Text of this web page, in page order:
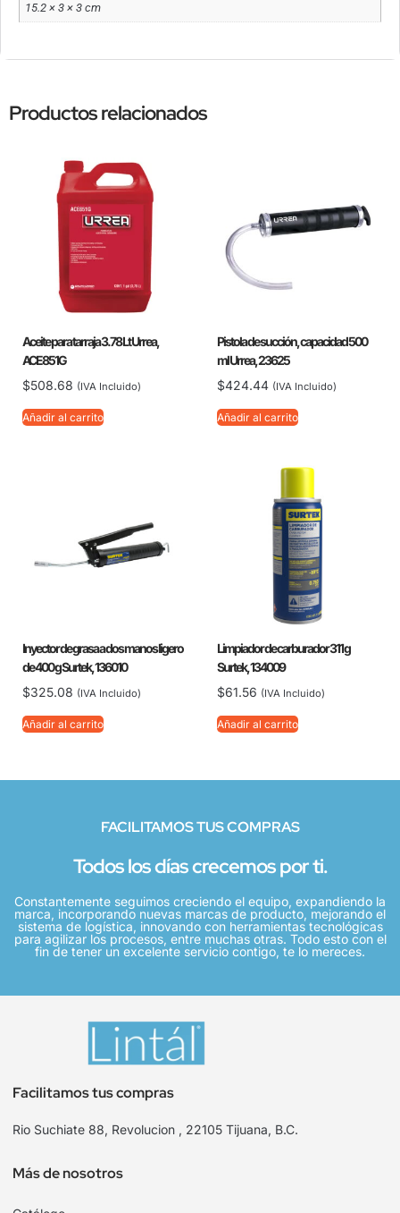
15.2 × 3 × 3 cm
Productos relacionados
Aceite para tarraja 3.78 Lt Urrea,
ACE851G
$508.68 (IVA Incluido)
Añadir al carrito
Pistola de succión, capacidad 500
ml Urrea, 23625
$424.44 (IVA Incluido)
Añadir al carrito
Inyector de grasa a dos manos ligero
de 400 g Surtek, 136010
$325.08 (IVA Incluido)
Añadir al carrito
Limpiador de carburador 311 g
Surtek, 134009
$61.56 (IVA Incluido)
Añadir al carrito
FACILITAMOS TUS COMPRAS
Todos los días crecemos por ti.
Constantemente seguimos creciendo el equipo, expandiendo la
marca, incorporando nuevas marcas de producto, mejorando el
sistema de logística, innovando con herramientas tecnológicas
para agilizar los procesos, entre muchas otras. Todo esto con el
fin de tener un excelente servicio contigo, te lo mereces.
Facilitamos tus compras
Rio Suchiate 88, Revolucion , 22105 Tijuana, B.C.
Más de nosotros